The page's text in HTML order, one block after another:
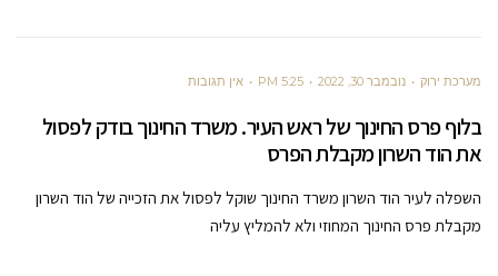
מערכת ירוק נובמבר 30, 2022 5:25 PM אין תגובות
בלוף פרס החינוך של ראש העיר. משרד החינוך בודק לפסול
את הוד השרון מקבלת הפרס
השפלה לעיר הוד השרון משרד החינוך שוקל לפסול את הזכייה של הוד השרון
מקבלת פרס החינוך המחוזי ולא להמליץ עליה